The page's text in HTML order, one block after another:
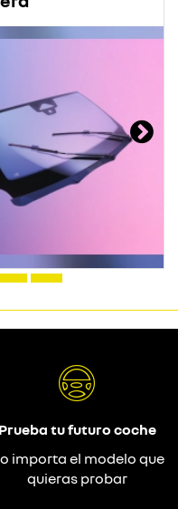
Prueba tu futuro coche
importa el modelo que
quieras probar